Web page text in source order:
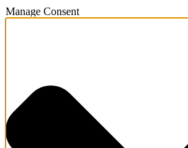
Manage Consent